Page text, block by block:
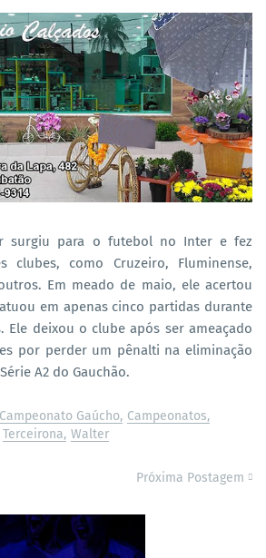
surgiu para o futebol no Inter e fez
clubes, como Cruzeiro, Fluminense,
Em meado de maio, ele acertou
em apenas cinco partidas durante
Ele deixou o clube após ser ameaçado
por perder um pênalti na eliminação
A2 do Gauchão.
Campeonato Gaúcho Campeonatos
Terceirona Walter
Próxima Postagem